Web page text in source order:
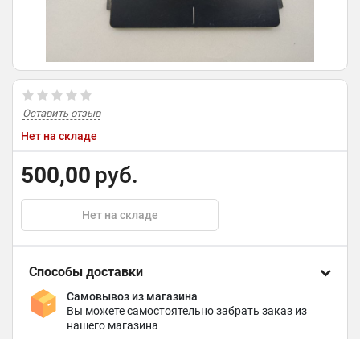
Оставить отзыв
Нет на складе
500,00 руб.
Нет на складе
Способы доставки
Самовывоз из магазина
Вы можете самостоятельно забрать заказ из
нашего магазина